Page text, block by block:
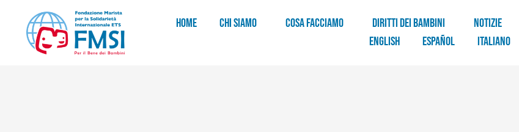
HOME CHI SIAMO COSA FACCIAMO DIRITTI DEI BAMBINI NOTIZIE
English
Español Italiano